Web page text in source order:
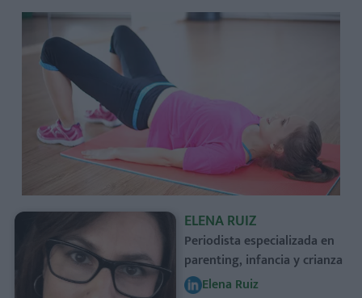
ELENA RUIZ
Periodista especializada en
parenting, infancia y crianza
Elena Ruiz